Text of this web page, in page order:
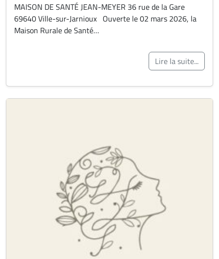
MAISON DE SANTÉ JEAN-MEYER 36 rue de la Gare
69640 Ville-sur-Jarnioux Ouverte le 02 mars 2026, la
Maison Rurale de Santé…
Lire la suite...